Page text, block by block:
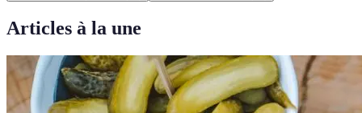
Articles à la une